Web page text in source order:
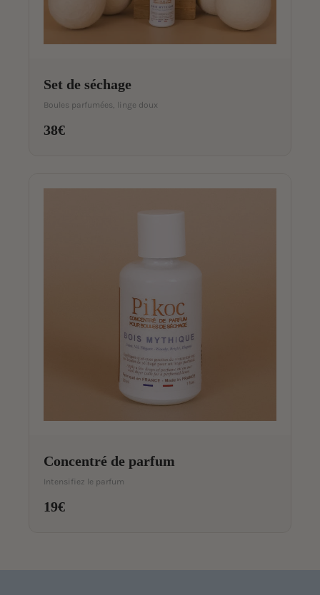
Set de séchage
Boules parfumées, linge doux
38€
Concentré de parfum
Intensifiez le parfum
19€